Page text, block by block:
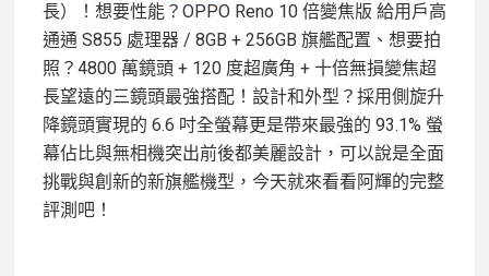
長）！想要性能？OPPO Reno 10 倍變焦版 給用戶高
通通 S855 處理器 / 8GB + 256GB 旗艦配置、想要拍
照？4800 萬鏡頭 + 120 度超廣角 + 十倍無損變焦超
長望遠的三鏡頭最強搭配！設計和外型？採用側旋升
降鏡頭實現的 6.6 吋全螢幕更是帶來最強的 93.1% 螢
幕佔比與無相機突出前後都美麗設計，可以說是全面
挑戰與創新的新旗艦機型，今天就來看看阿輝的完整
評測吧！